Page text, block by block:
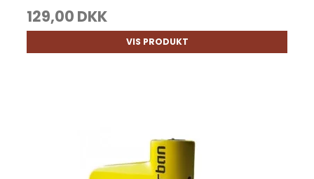
129,00 DKK
VIS PRODUKT